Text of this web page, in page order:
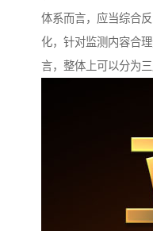
体系而言，应当综合
化，针对监测内容合
言，整体上可以分为